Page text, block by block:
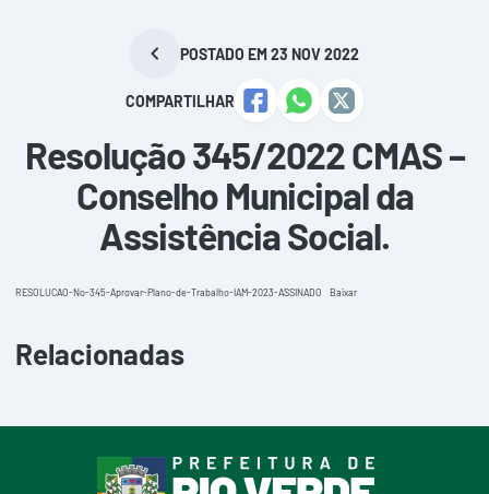
POSTADO EM 23 NOV 2022
COMPARTILHAR
Resolução 345/2022 CMAS –
Conselho Municipal da
Assistência Social.
RESOLUCAO-No-345-Aprovar-Plano-de-Trabalho-IAM-2023-ASSINADO Baixar
Relacionadas